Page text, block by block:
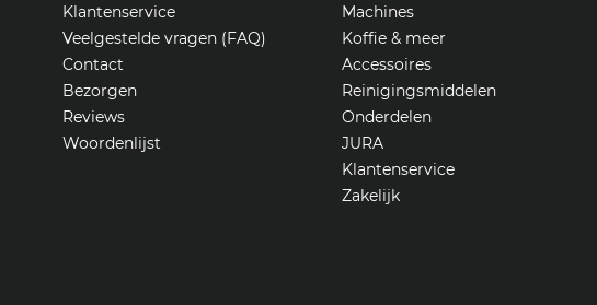
Klantenservice
Veelgestelde vragen (FAQ)
Contact
Bezorgen
Reviews
Woordenlijst
Machines
Koffie & meer
Accessoires
Reinigingsmiddelen
Onderdelen
JURA
Klantenservice
Zakelijk